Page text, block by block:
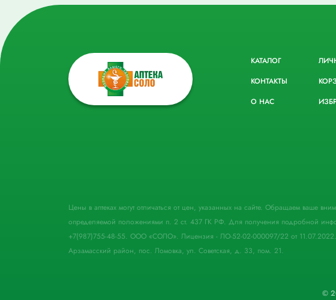
КАТАЛОГ
КОНТАКТЫ
О НАС
Цены в аптеках могут отличаться от цен, указанных на сайте. Обращаем ваше
определяемой положениями п. 2 ст. 437 ГК РФ. Для получения подробной
+7(987)755-48-55. ООО «СОЛО». Лицензия - ЛО-52-02-000097/22 от
Арзамасский район, пос. Ломовка, ул. Советская, д. 33, пом. 21.
©